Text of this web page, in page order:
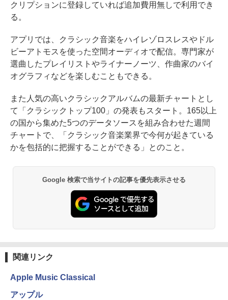
クリプションに登録していれば追加費用無しで利用でき
る。
アプリでは、クラシック音楽をハイレゾロスレスやドル
ビーアトモスを使った空間オーディオで配信。専門家が
選曲したプレイリストやライナーノーツ、作曲家のバイ
オグラフィなどを楽しむこともできる。
また人気の高いクラシックアルバムの最新チャートとし
て「クラシックトップ100」の発表もスタート。165以上
の国から集めた5つのデータソースを組み合わせた週間
チャートで、「クラシック音楽業界で今何が起きている
かを包括的に把握することができる」とのこと。
Google 検索で当サイトの記事を優先表示させる
関連リンク
Apple Music Classical
アップル